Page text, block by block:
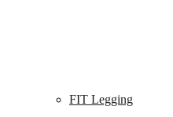
FIT Legging